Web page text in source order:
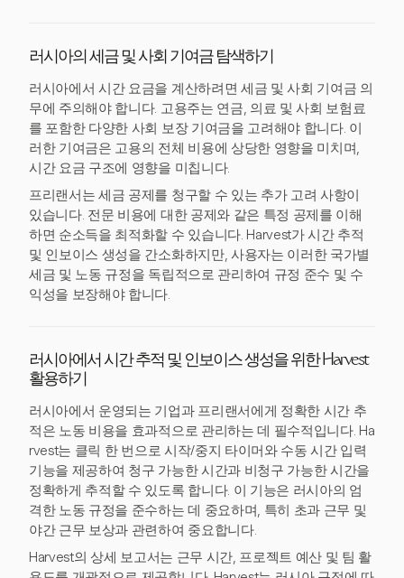
러시아의 세금 및 사회 기여금 탐색하기
러시아에서 시간 요금을 계산하려면 세금 및 사회 기여금 의
무에 주의해야 합니다. 고용주는 연금, 의료 및 사회 보험료
를 포함한 다양한 사회 보장 기여금을 고려해야 합니다. 이
러한 기여금은 고용의 전체 비용에 상당한 영향을 미치며,
시간 요금 구조에 영향을 미칩니다.
프리랜서는 세금 공제를 청구할 수 있는 추가 고려 사항이
있습니다. 전문 비용에 대한 공제와 같은 특정 공제를 이해
하면 순소득을 최적화할 수 있습니다. Harvest가 시간 추적
및 인보이스 생성을 간소화하지만, 사용자는 이러한 국가별
세금 및 노동 규정을 독립적으로 관리하여 규정 준수 및 수
익성을 보장해야 합니다.
러시아에서 시간 추적 및 인보이스 생성을 위한 Harvest
활용하기
러시아에서 운영되는 기업과 프리랜서에게 정확한 시간 추
적은 노동 비용을 효과적으로 관리하는 데 필수적입니다. Ha
rvest는 클릭 한 번으로 시작/중지 타이머와 수동 시간 입력
기능을 제공하여 청구 가능한 시간과 비청구 가능한 시간을
정확하게 추적할 수 있도록 합니다. 이 기능은 러시아의 엄
격한 노동 규정을 준수하는 데 중요하며, 특히 초과 근무 및
야간 근무 보상과 관련하여 중요합니다.
Harvest의 상세 보고서는 근무 시간, 프로젝트 예산 및 팀 활